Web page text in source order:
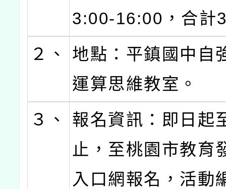
3:00-16:00，合計
２、
地點：平鎮國中自
運算思維教室。
３、
報名資訊：即日起
止，至桃園市教育
入口網報名，活動